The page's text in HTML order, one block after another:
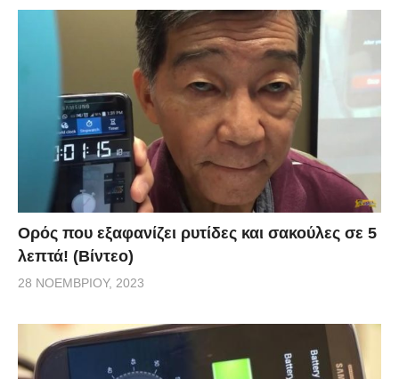
Ορός που εξαφανίζει ρυτίδες και σακούλες σε 5
λεπτά! (Βίντεο)
28 ΝΟΕΜΒΡΊΟΥ, 2023